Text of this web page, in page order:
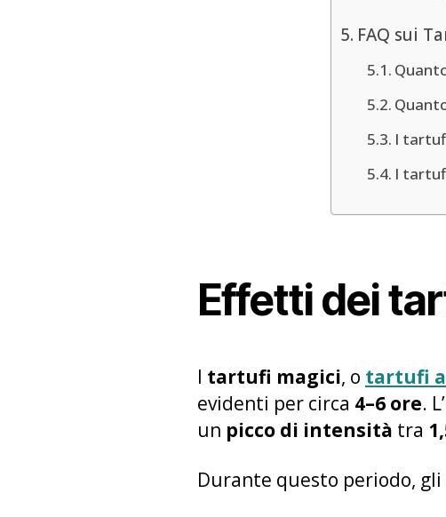
FAQ sui
I
I
Effetti dei
I tartufi magici, o tartufi
evidenti per circa 4–6 ore.
un picco di intensità tra
Durante questo periodo,